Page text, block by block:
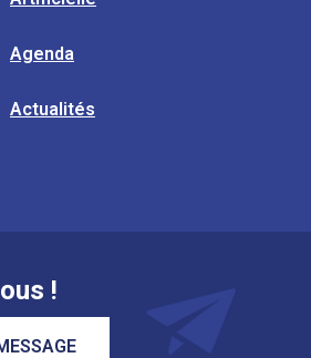
Agenda
Actualités
!